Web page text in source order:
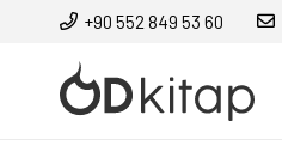
+90 552 849 53 60